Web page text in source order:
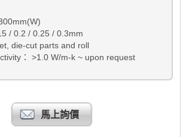
/ 0.2 / 0.25 / 0.3mm
die-cut parts and roll
： >1.0 W/m-k ~ upon request
馬上詢價